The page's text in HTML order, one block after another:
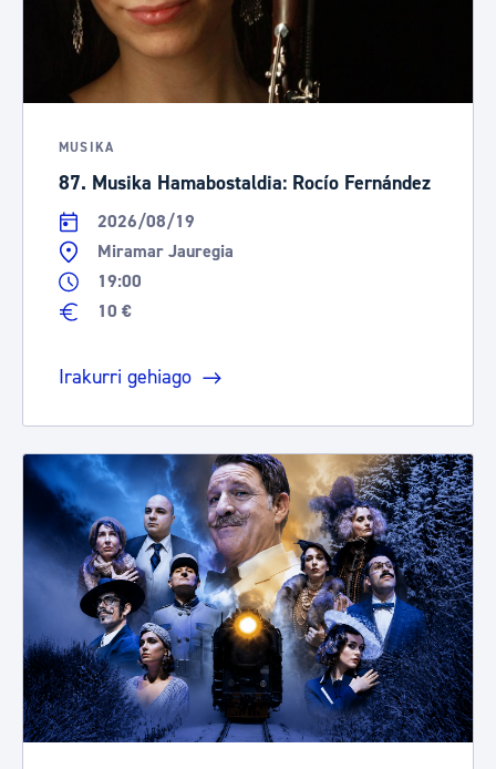
MUSIKA
87. Musika Hamabostaldia: Rocío Fernández
2026/08/19
Miramar Jauregia
19:00
10 €
Irakurri gehiago